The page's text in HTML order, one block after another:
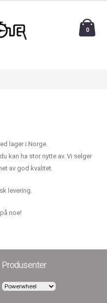
0
lager i Norge.
kan ha stor nytte av. Vi selger
av god kvalitet.
levering.
noe!
Produsenter